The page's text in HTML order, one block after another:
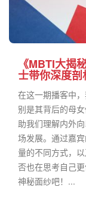
《MBTI大揭
士带你深度剖
在这一期播客中
别是其背后的母
助我们理解内外
场发展。通过嘉
量的不同方式，
否也在思考自己
神秘面纱吧！...